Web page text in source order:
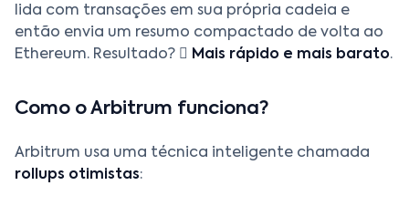
lida com transações em sua própria cadeia e
então envia um resumo compactado de volta ao
Ethereum. Resultado?  Mais rápido e mais barato.
Como o Arbitrum funciona?
Arbitrum usa uma técnica inteligente chamada
rollups otimistas: